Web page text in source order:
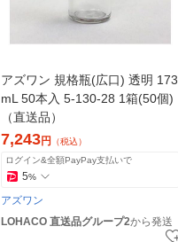
アズワン 規格瓶(広口) 透明 173
mL 50本入 5-130-28 1箱(50個)
（直送品）
7,243円 （税込）
ログイン&全額PayPay支払いで
5%
アズワン
LOHACO 直送品グループ2から発送